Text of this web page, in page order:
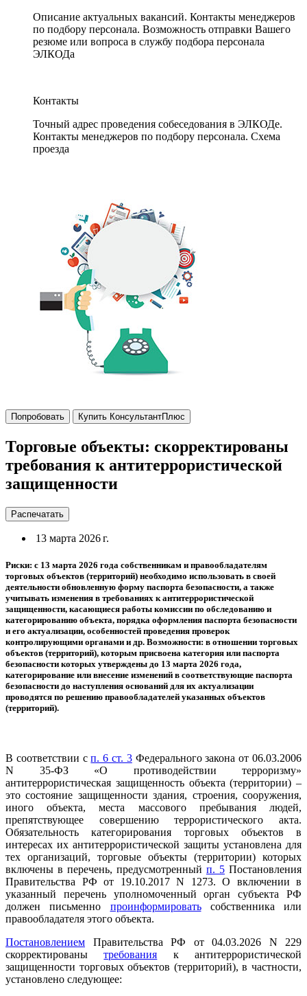
Описание актуальных вакансий. Контакты менеджеров
по подбору персонала. Возможность отправки Вашего
резюме или вопроса в службу подбора персонала
ЭЛКОДа
Контакты
Точный адрес проведения собеседования в ЭЛКОДе.
Контакты менеджеров по подбору персонала. Схема
проезда
Попробовать Купить КонсультантПлюс
Торговые объекты: скорректированы
требования к антитеррористической
защищенности
Распечатать
13 марта 2026 г.
Риски: с 13 марта 2026 года собственникам и правообладателям
торговых объектов (территорий) необходимо использовать в своей
деятельности обновленную форму паспорта безопасности, а также
учитывать изменения в требованиях к антитеррористической
защищенности, касающиеся работы комиссии по обследованию и
категорированию объекта, порядка оформления паспорта безопасности
и его актуализации, особенностей проведения проверок
контролирующими органами и др. Возможности: в отношении торговых
объектов (территорий), которым присвоена категория или паспорта
безопасности которых утверждены до 13 марта 2026 года,
категорирование или внесение изменений в соответствующие паспорта
безопасности до наступления оснований для их актуализации
проводятся по решению правообладателей указанных объектов
(территорий).
В соответствии сп. 6 ст. 3Федерального закона от 06.03.2006
N 35-ФЗ «О противодействии терроризму»
антитеррористическая защищенность объекта (территории) –
это состояние защищенности здания, строения, сооружения,
иного объекта, места массового пребывания людей,
препятствующее совершению террористического акта.
Обязательность категорирования торговых объектов в
интересах их антитеррористической защиты установлена для
тех организаций, торговые объекты (территории) которых
включены в перечень, предусмотренный п. 5 Постановления
Правительства РФ от 19.10.2017 N 1273. О включении в
указанный перечень уполномоченный орган субъекта РФ
должен письменно проинформироватьсобственника или
правообладателя этого объекта.
Постановлением Правительства РФ от 04.03.2026 N 229
скорректированытребования к антитеррористической
защищенности торговых объектов (территорий), в частности,
установлено следующее: